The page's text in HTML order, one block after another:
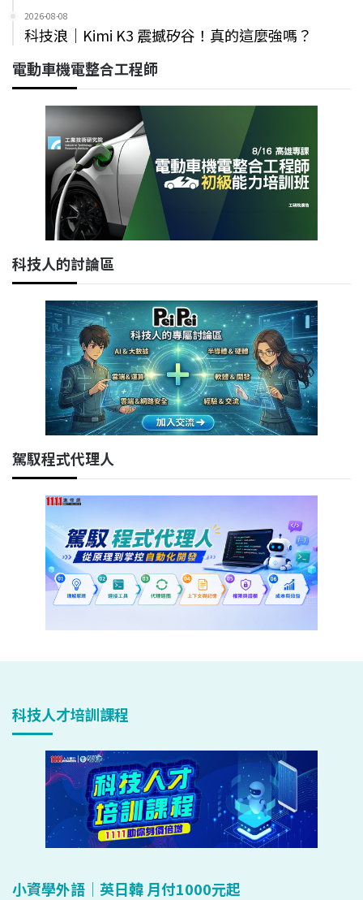
2026-08-08
科技浪｜Kimi K3 震撼矽谷！真的這麼強嗎？
電動車機電整合工程師
科技人的討論區
駕馭程式代理人
科技人才培訓課程
小資學外語｜英日韓 月付1000元起